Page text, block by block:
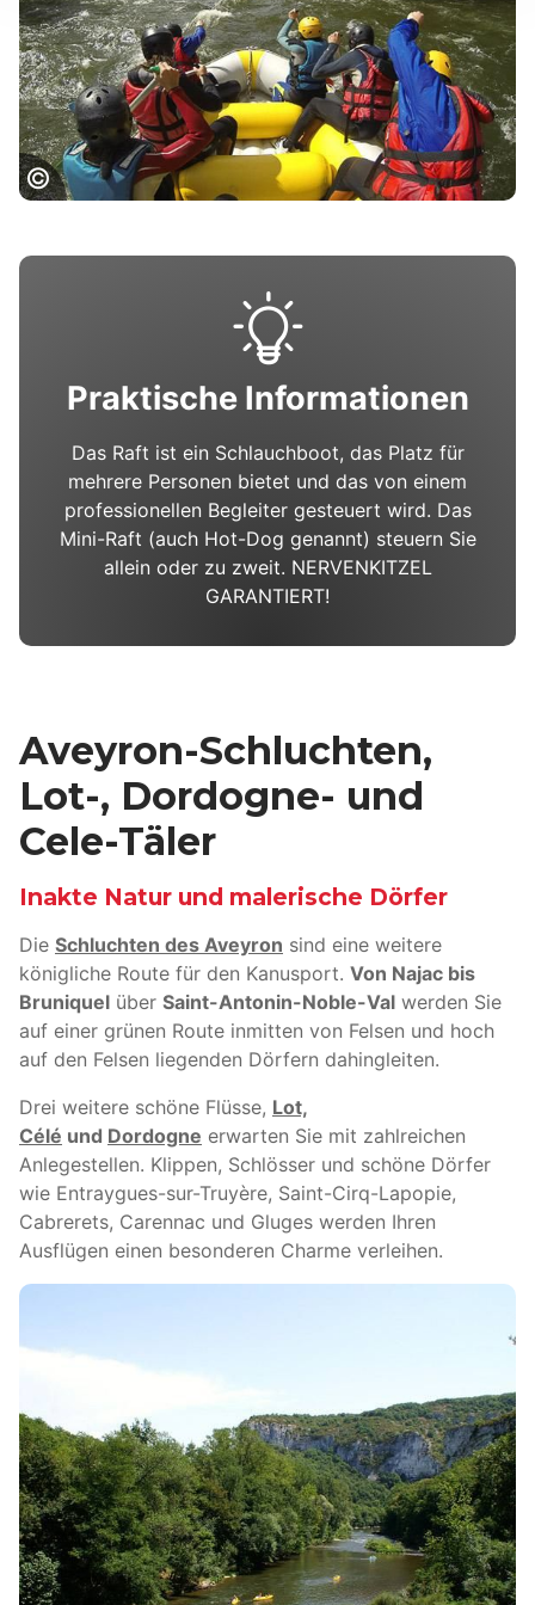
Praktische Informationen
Das Raft ist ein Schlauchboot, das Platz für
mehrere Personen bietet und das von einem
professionellen Begleiter gesteuert wird. Das
Mini-Raft (auch Hot-Dog genannt) steuern Sie
allein oder zu zweit. NERVENKITZEL
GARANTIERT!
Aveyron-Schluchten,
Lot-, Dordogne- und
Cele-Täler
Inakte Natur und malerische Dörfer
Die Schluchten des Aveyron sind eine weitere
königliche Route für den Kanusport. Von Najac bis
Bruniquel über Saint-Antonin-Noble-Val werden Sie
auf einer grünen Route inmitten von Felsen und hoch
auf den Felsen liegenden Dörfern dahingleiten.
Drei weitere schöne Flüsse, Lot,
Célé und Dordogne erwarten Sie mit zahlreichen
Anlegestellen. Klippen, Schlösser und schöne Dörfer
wie Entraygues-sur-Truyère, Saint-Cirq-Lapopie,
Cabrerets, Carennac und Gluges werden Ihren
Ausflügen einen besonderen Charme verleihen.